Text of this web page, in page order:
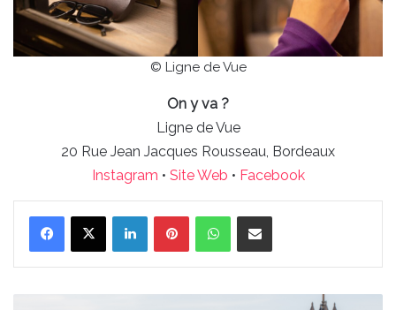
© Ligne de Vue
On y va ?
Ligne de Vue
20 Rue Jean Jacques Rousseau, Bordeaux
Instagram • Site Web • Facebook
LinkedinPinterestWhatsAppPartager par email